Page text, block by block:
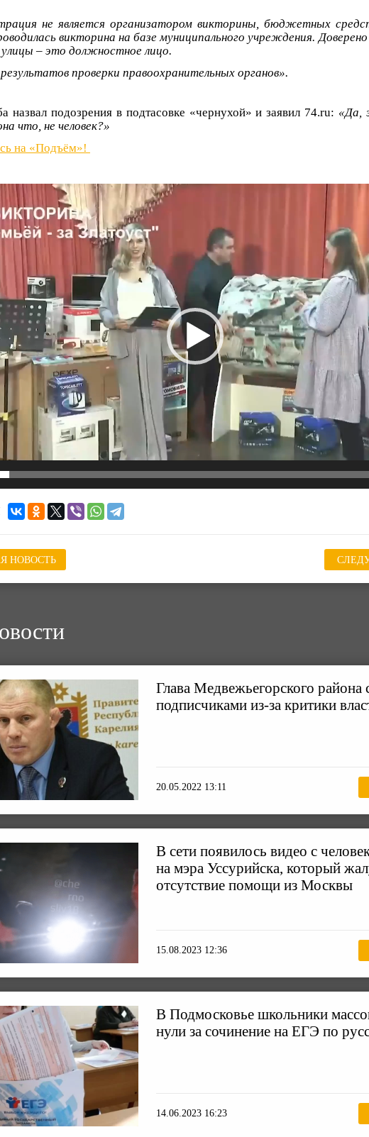
не является организатором викторины, бюджетных
викторина на базе муниципального учреждения.
улицы – это должностное лицо.
проверки правоохранительных органов».
назвал подозрения в подтасовке «чернухой» и заявил 74.ru: «Да,
что, не человек?»
на «Подъём»!
НОВОСТЬ
Глава Медвежьегорского района
подписчиками из-за критики
20.05.2022 13:11
В сети появилось видео с
на мэра Уссурийска, который
отсутствие помощи из Москвы
15.08.2023 12:36
В Подмосковье школьники
нули за сочинение на ЕГЭ по
14.06.2023 16:23